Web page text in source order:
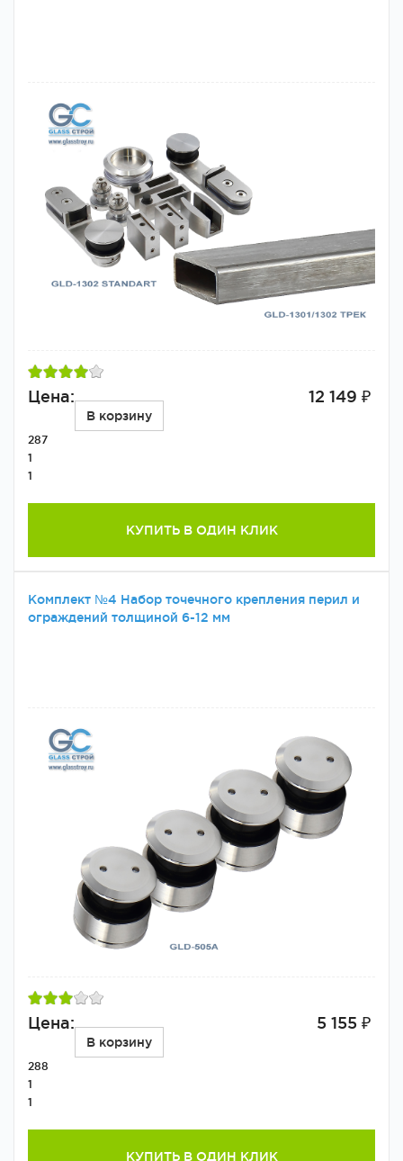
Цена: 12 149 ₽
В корзину
287
1
1
КУПИТЬ В ОДИН КЛИК
Комплект №4 Набор точечного крепления перил и
ограждений толщиной 6-12 мм
Цена: 5 155 ₽
В корзину
288
1
1
КУПИТЬ В ОДИН КЛИК